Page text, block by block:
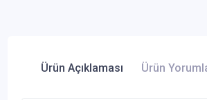
Ürün Açıklaması Ürün